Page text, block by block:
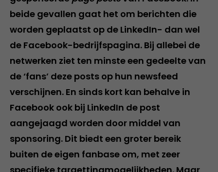
beide gevallen gaat het om berichten die
worden geplaatst op de LinkedIn- dan wel
de Facebook-bedrijfspagina. Bij allebei de
netwerken ziet ten minste een gedeelte van
de ‘fans’ deze posts op hun newsfeed
verschijnen. En sinds kort kan behalve in
Facebook ook bij LinkedIn de post
aangejaagd worden door middel van
sponsoring. Dit biedt een groter bereik
buiten de eigen fanbase om, met zeer